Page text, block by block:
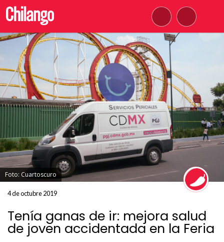
Foto: Cuartoscuro
4 de octubre 2019
Tenía ganas de ir: mejora salud
de joven accidentada en la Feria